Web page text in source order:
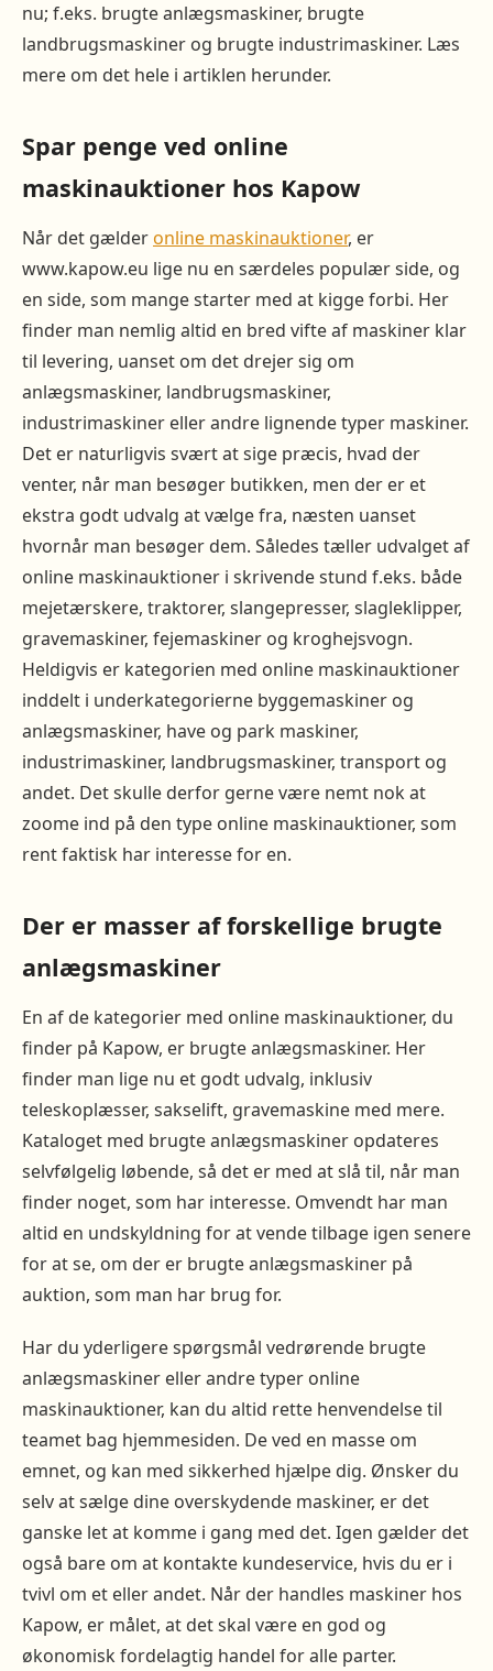
nu; f.eks. brugte anlægsmaskiner, brugte
landbrugsmaskiner og brugte industrimaskiner. Læs
mere om det hele i artiklen herunder.
Spar penge ved online
maskinauktioner hos Kapow
Når det gælderonline maskinauktioner, er
www.kapow.eu lige nu en særdeles populær side, og
en side, som mange starter med at kigge forbi. Her
finder man nemlig altid en bred vifte af maskiner klar
til levering, uanset om det drejer sig om
anlægsmaskiner, landbrugsmaskiner,
industrimaskiner eller andre lignende typer maskiner.
Det er naturligvis svært at sige præcis, hvad der
venter, når man besøger butikken, men der er et
ekstra godt udvalg at vælge fra, næsten uanset
hvornår man besøger dem. Således tæller udvalget af
online maskinauktioner i skrivende stund f.eks. både
mejetærskere, traktorer, slangepresser, slagleklipper,
gravemaskiner, fejemaskiner og kroghejsvogn.
Heldigvis er kategorien med online maskinauktioner
inddelt i underkategorierne byggemaskiner og
anlægsmaskiner, have og park maskiner,
industrimaskiner, landbrugsmaskiner, transport og
andet. Det skulle derfor gerne være nemt nok at
zoome ind på den type online maskinauktioner, som
rent faktisk har interesse for en.
Der er masser af forskellige brugte
anlægsmaskiner
En af de kategorier med online maskinauktioner, du
finder på Kapow, er brugte anlægsmaskiner. Her
finder man lige nu et godt udvalg, inklusiv
teleskoplæsser, sakselift, gravemaskine med mere.
Kataloget med brugte anlægsmaskiner opdateres
selvfølgelig løbende, så det er med at slå til, når man
finder noget, som har interesse. Omvendt har man
altid en undskyldning for at vende tilbage igen senere
for at se, om der er brugte anlægsmaskiner på
auktion, som man har brug for.
Har du yderligere spørgsmål vedrørende brugte
anlægsmaskiner eller andre typer online
maskinauktioner, kan du altid rette henvendelse til
teamet bag hjemmesiden. De ved en masse om
emnet, og kan med sikkerhed hjælpe dig. Ønsker du
selv at sælge dine overskydende maskiner, er det
ganske let at komme i gang med det. Igen gælder det
også bare om at kontakte kundeservice, hvis du er i
tvivl om et eller andet. Når der handles maskiner hos
Kapow, er målet, at det skal være en god og
økonomisk fordelagtig handel for alle parter.